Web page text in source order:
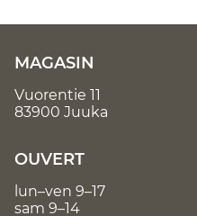
MAGASIN
Vuorentie 11
83900 Juuka
OUVERT
lun–ven 9–17
sam 9–14